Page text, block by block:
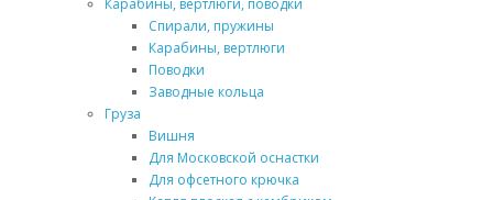
Карабины, вертлюги, поводки
Спирали, пружины
Карабины, вертлюги
Поводки
Заводные кольца
Груза
Вишня
Для Московской оснастки
Для офсетного крючка